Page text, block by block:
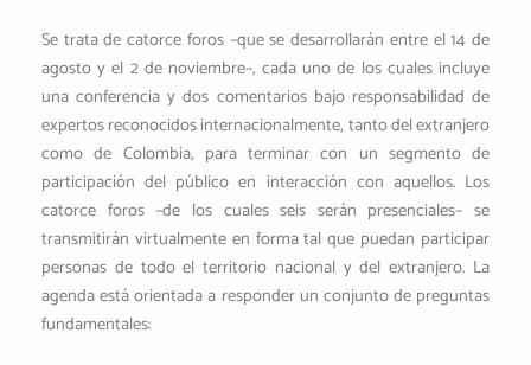
Se trata de catorce foros –que se desarrollarán entre el 14 de
agosto y el 2 de noviembre–, cada uno de los cuales incluye
una conferencia y dos comentarios bajo responsabilidad de
expertos reconocidos internacionalmente, tanto del extranjero
como de Colombia, para terminar con un segmento de
participación del público en interacción con aquellos. Los
catorce foros –de los cuales seis serán presenciales– se
transmitirán virtualmente en forma tal que puedan participar
personas de todo el territorio nacional y del extranjero. La
agenda está orientada a responder un conjunto de preguntas
fundamentales: